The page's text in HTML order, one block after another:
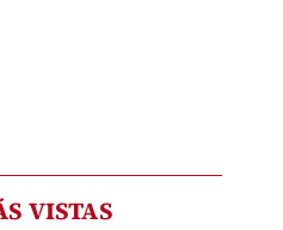
VISTAS